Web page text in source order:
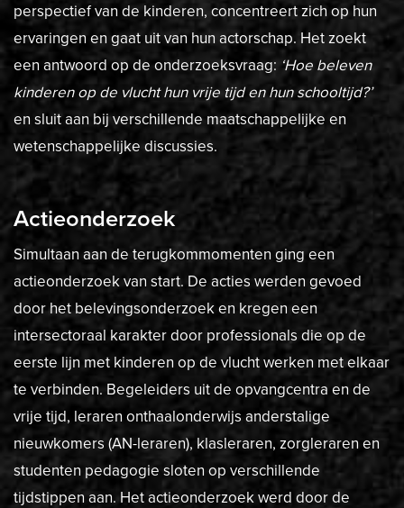
perspectief van de kinderen, concentreert zich op hun
ervaringen en gaat uit van hun actorschap. Het zoekt
een antwoord op de onderzoeksvraag: ‘Hoe beleven
kinderen op de vlucht hun vrije tijd en hun schooltijd?’
en sluit aan bij verschillende maatschappelijke en
wetenschappelijke discussies.
Actieonderzoek
Simultaan aan de terugkommomenten ging een
actieonderzoek van start. De acties werden gevoed
door het belevingsonderzoek en kregen een
intersectoraal karakter door professionals die op de
eerste lijn met kinderen op de vlucht werken met elkaar
te verbinden. Begeleiders uit de opvangcentra en de
vrije tijd, leraren onthaalonderwijs anderstalige
nieuwkomers (AN-leraren), klasleraren, zorgleraren en
studenten pedagogie sloten op verschillende
tijdstippen aan. Het actieonderzoek werd door de